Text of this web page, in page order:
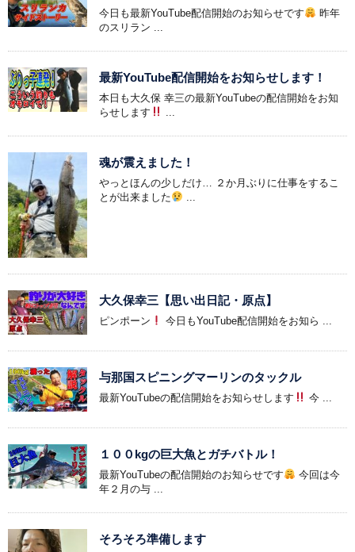
今日も最新YouTube配信開始のお知らせです
昨年
のスリラン ...
最新YouTube配信開始をお知らせします！
本日も大久保 幸三の最新YouTubeの配信開始をお知
らせします
魂が震えました！
やっとほんの少しだけ… ２か月ぶりに仕事をするこ
とが出来ました
大久保幸三【思い出日記・原点】
ピンポーン 今日もYouTube配信開始をお知ら ...
与那国スピニングマーリンのタックル
最新YouTubeの配信開始をお知らせします 今 ...
１００kgの巨大魚とガチバトル！
最新YouTubeの配信開始のお知らせです
今回は今
年２月の与 ...
そろそろ準備します